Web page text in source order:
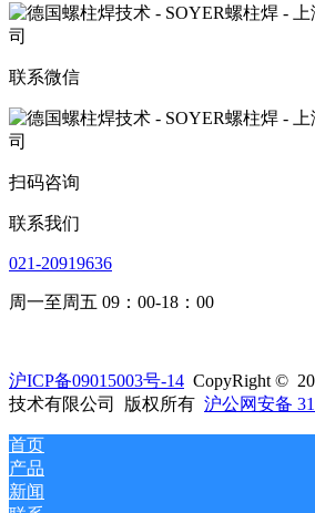
联系微信
扫码咨询
联系我们
021-20919636
周一至周五 09：00-18：00
沪ICP备09015003号-14 CopyRight ©
技术有限公司 版权所有 沪公网安备
首页
产品
新闻